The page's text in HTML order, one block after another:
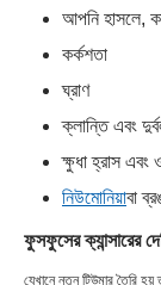
আপনি হাসলে,
কর্কশতা
ঘ্রাণ
ক্লান্তি এবং
ক্ষুধা হ্রাস এবং
নিউমোনিয়াবা
ফুসফুসের ক্যান্সারের
যেখানে নতুন টিউমার তৈরি